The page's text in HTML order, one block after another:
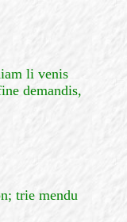
li venis
demandis,
trie mendu